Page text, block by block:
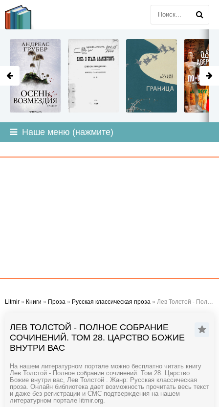
Наше меню (нажмите)
Litmir » Книги » Проза » Русская классическая проза » Лев Толстой - Полное собрание сочинений. Том 28. Царство Божие внутри вас
ЛЕВ ТОЛСТОЙ - ПОЛНОЕ СОБРАНИЕ
СОЧИНЕНИЙ. ТОМ 28. ЦАРСТВО БОЖИЕ
ВНУТРИ ВАС
На нашем литературном портале можно бесплатно читать книгу
Лев Толстой - Полное собрание сочинений. Том 28. Царство
Божие внутри вас, Лев Толстой . Жанр: Русская классическая
проза. Онлайн библиотека дает возможность прочитать весь текст
и даже без регистрации и СМС подтверждения на нашем
литературном портале litmir.org.
LITMIR.ORG